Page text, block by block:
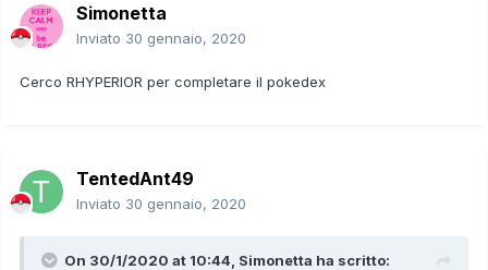
Simonetta
Inviato 30 gennaio, 2020
Cerco RHYPERIOR per completare il pokedex
TentedAnt49
Inviato 30 gennaio, 2020
On 30/1/2020 at 10:44, Simonetta ha scritto: